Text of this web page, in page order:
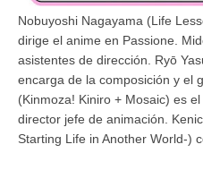
Nobuyoshi Nagayama (Life
dirige el anime en Passione.
asistentes de dirección. Ryō
encarga de la composición y el
(Kinmoza! Kiniro + Mosaic) es
director jefe de animación.
Starting Life in Another World-)